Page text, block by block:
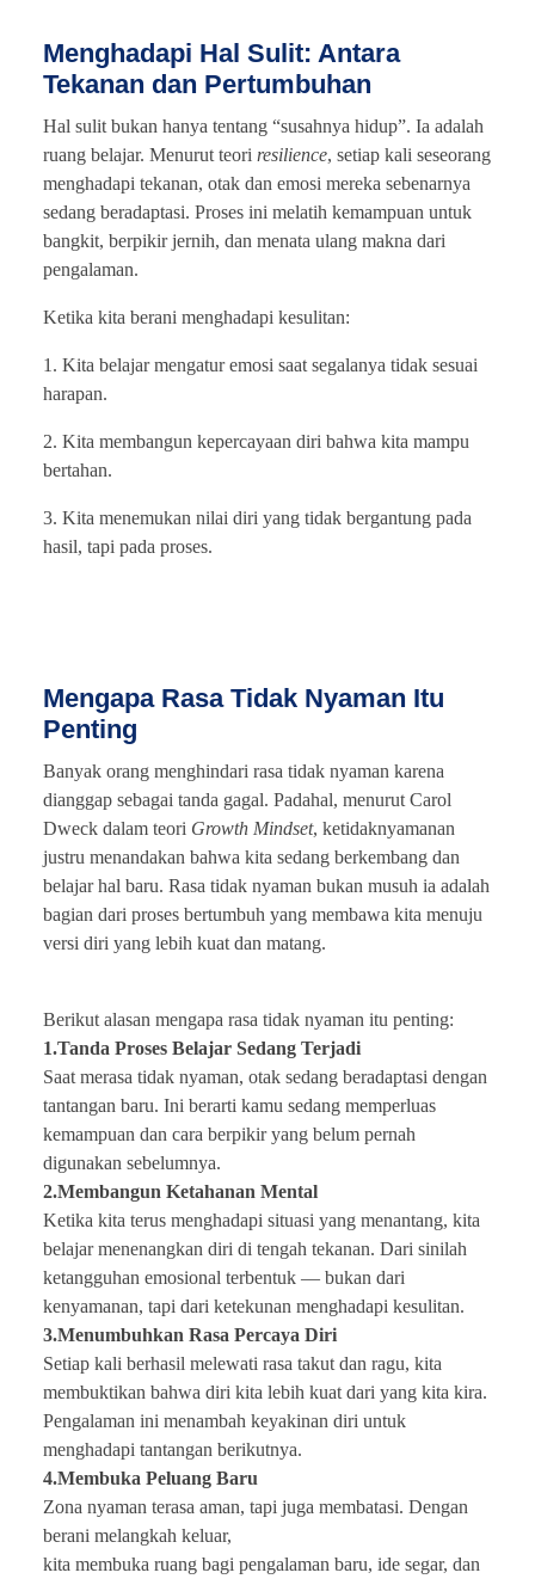
Menghadapi Hal Sulit: Antara
Tekanan dan Pertumbuhan
Hal sulit bukan hanya tentang “susahnya hidup”. Ia adalah
ruang belajar. Menurut teori resilience, setiap kali seseorang
menghadapi tekanan, otak dan emosi mereka sebenarnya
sedang beradaptasi. Proses ini melatih kemampuan untuk
bangkit, berpikir jernih, dan menata ulang makna dari
pengalaman.
Ketika kita berani menghadapi kesulitan:
1. Kita belajar mengatur emosi saat segalanya tidak sesuai
harapan.
2. Kita membangun kepercayaan diri bahwa kita mampu
bertahan.
3. Kita menemukan nilai diri yang tidak bergantung pada
hasil, tapi pada proses.
Mengapa Rasa Tidak Nyaman Itu
Penting
Banyak orang menghindari rasa tidak nyaman karena
dianggap sebagai tanda gagal. Padahal, menurut Carol
Dweck dalam teori Growth Mindset, ketidaknyamanan
justru menandakan bahwa kita sedang berkembang dan
belajar hal baru. Rasa tidak nyaman bukan musuh ia adalah
bagian dari proses bertumbuh yang membawa kita menuju
versi diri yang lebih kuat dan matang.
Berikut alasan mengapa rasa tidak nyaman itu penting:
1.Tanda Proses Belajar Sedang Terjadi
Saat merasa tidak nyaman, otak sedang beradaptasi dengan
tantangan baru. Ini berarti kamu sedang memperluas
kemampuan dan cara berpikir yang belum pernah
digunakan sebelumnya.
2.Membangun Ketahanan Mental
Ketika kita terus menghadapi situasi yang menantang, kita
belajar menenangkan diri di tengah tekanan. Dari sinilah
ketangguhan emosional terbentuk — bukan dari
kenyamanan, tapi dari ketekunan menghadapi kesulitan.
3.Menumbuhkan Rasa Percaya Diri
Setiap kali berhasil melewati rasa takut dan ragu, kita
membuktikan bahwa diri kita lebih kuat dari yang kita kira.
Pengalaman ini menambah keyakinan diri untuk
menghadapi tantangan berikutnya.
4.Membuka Peluang Baru
Zona nyaman terasa aman, tapi juga membatasi. Dengan
berani melangkah keluar,
kita membuka ruang bagi pengalaman baru, ide segar, dan